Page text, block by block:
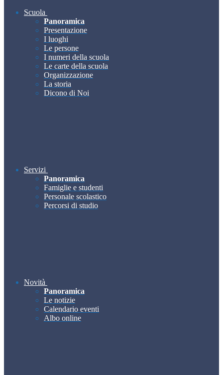
Scuola
Panoramica
Presentazione
I luoghi
Le persone
I numeri della scuola
Le carte della scuola
Organizzazione
La storia
Dicono di Noi
Servizi
Panoramica
Famiglie e studenti
Personale scolastico
Percorsi di studio
Novità
Panoramica
Le notizie
Calendario eventi
Albo online